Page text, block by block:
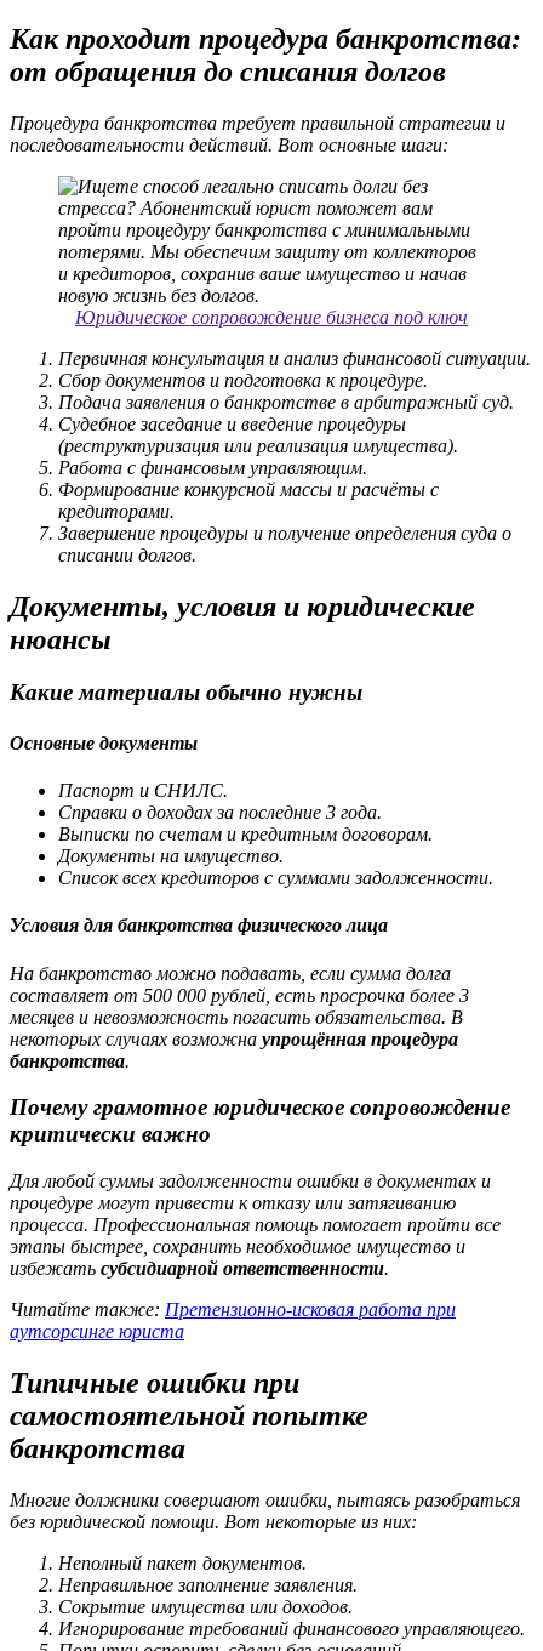
Как проходит процедура банкротства:
от обращения до списания долгов
Процедура банкротства требует правильной стратегии и
последовательности действий. Вот основные шаги:
Юридическое сопровождение бизнеса под ключ
Первичная консультация и анализ финансовой ситуации.
Сбор документов и подготовка к процедуре.
Подача заявления о банкротстве в арбитражный суд.
Судебное заседание и введение процедуры
(реструктуризация или реализация имущества).
Работа с финансовым управляющим.
Формирование конкурсной массы и расчёты с
кредиторами.
Завершение процедуры и получение определения суда о
списании долгов.
Документы, условия и юридические
нюансы
Какие материалы обычно нужны
Основные документы
Паспорт и СНИЛС.
Справки о доходах за последние 3 года.
Выписки по счетам и кредитным договорам.
Документы на имущество.
Список всех кредиторов с суммами задолженности.
Условия для банкротства физического лица
На банкротство можно подавать, если сумма долга
составляет от 500 000 рублей, есть просрочка более 3
месяцев и невозможность погасить обязательства. В
некоторых случаях возможна упрощённая процедура
банкротства.
Почему грамотное юридическое сопровождение
критически важно
Для любой суммы задолженности ошибки в документах и
процедуре могут привести к отказу или затягиванию
процесса. Профессиональная помощь помогает пройти все
этапы быстрее, сохранить необходимое имущество и
избежать субсидиарной ответственности.
Читайте также: Претензионно-исковая работа при
аутсорсинге юриста
Типичные ошибки при
самостоятельной попытке
банкротства
Многие должники совершают ошибки, пытаясь разобраться
без юридической помощи. Вот некоторые из них:
Неполный пакет документов.
Неправильное заполнение заявления.
Сокрытие имущества или доходов.
Игнорирование требований финансового управляющего.